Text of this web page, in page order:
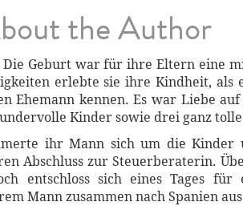
the Author
Geburt war für ihre Eltern eine
erlebte sie ihre Kindheit, als
Ehemann kennen. Es war Liebe
Kinder sowie drei ganz
ihr Mann sich um die Kinder
Abschluss zur Steuerberaterin.
entschloss sich eines Tages für
Mann zusammen nach Spanien